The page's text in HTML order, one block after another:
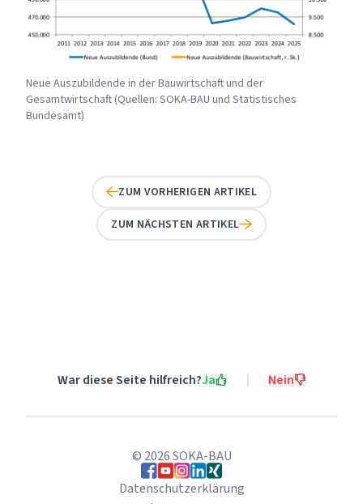
Neue Auszubildende in der Bauwirtschaft und der
Gesamtwirtschaft (Quellen: SOKA-BAU und Statistisches
Bundesamt)
ZUM VORHERIGEN ARTIKEL
ZUM NÄCHSTEN ARTIKEL
War diese Seite hilfreich?Ja Nein
© 2026SOKA-BAU
Folgen Sie uns auf Facebook
Folgen Sie uns auf YouTube
Folgen Sie uns auf Instagram
Folgen Sie uns auf LinkedIn
Folgen Sie uns auf Xing
Datenschutzerklärung